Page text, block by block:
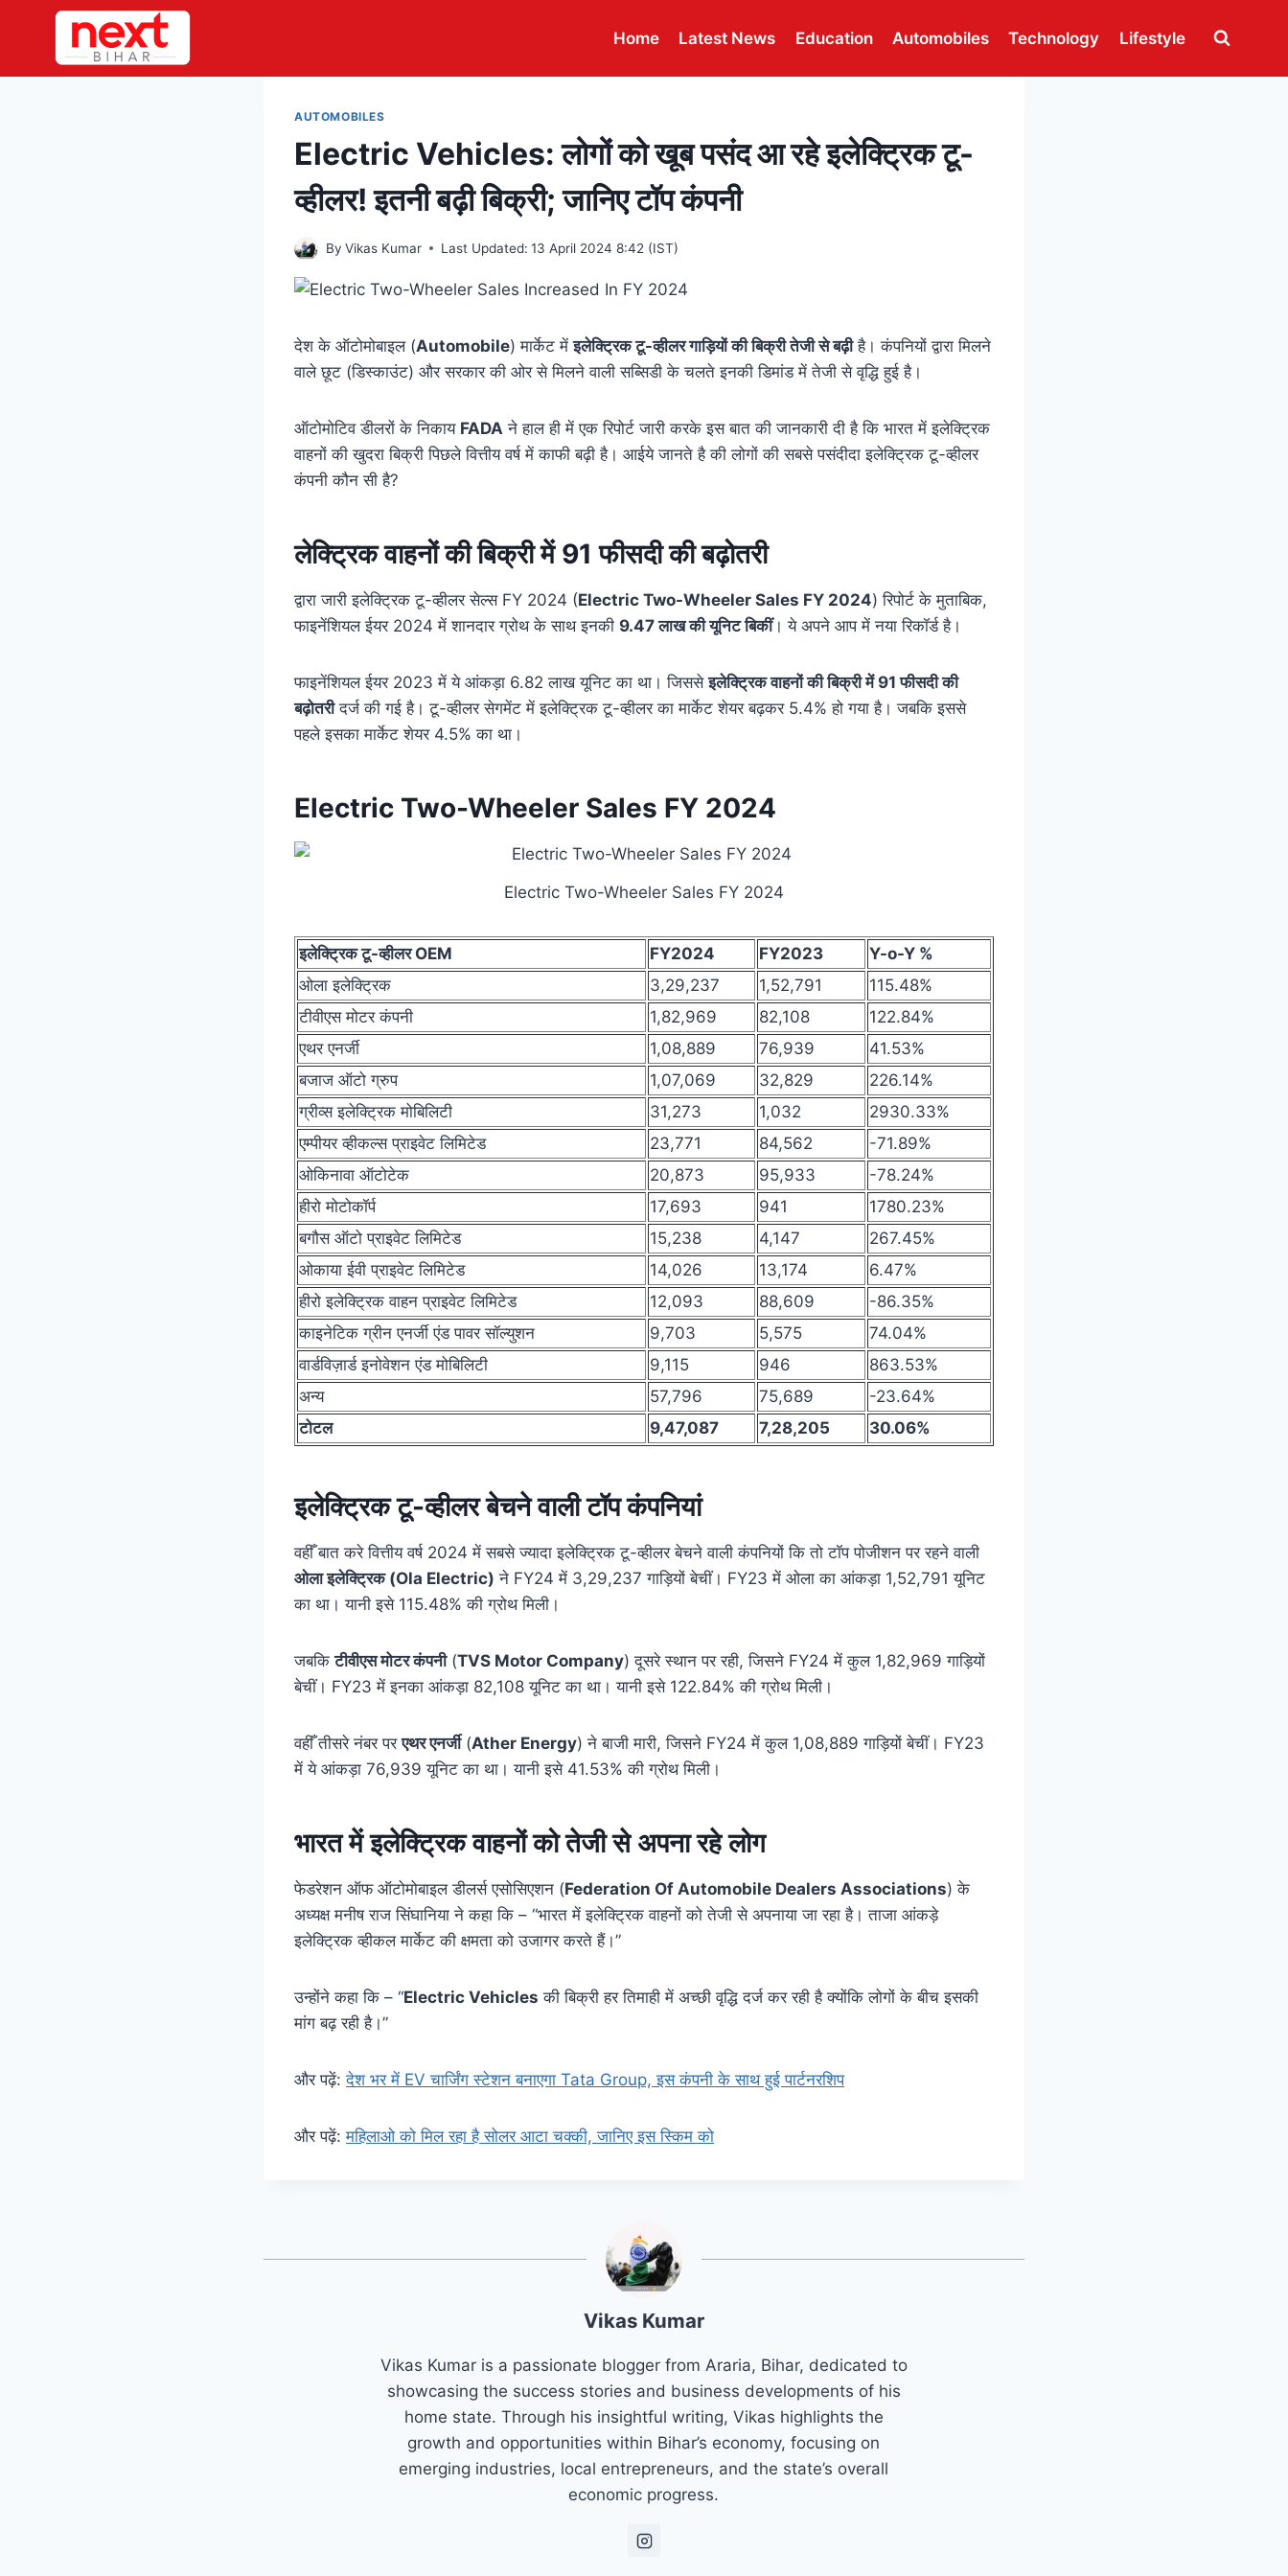
content
Home Latest News Education Automobiles Technology Lifestyle
AUTOMOBILES
Electric Vehicles: लोगों को खूब पसंद आ रहे इलेक्ट्रिक टू-
व्हीलर! इतनी बढ़ी बिक्री; जानिए टॉप कंपनी
By Vikas Kumar Last Updated: 13 April 2024 8:42 (IST)
देश के ऑटोमोबाइल (Automobile)मार्केट मेंइलेक्ट्रिक टू-व्हीलर गाड़ियों की बिक्री तेजी से बढ़ीहै। कंपनियों द्वारा मिलने
वाले छूट (डिस्काउंट) और सरकार की ओर से मिलने वाली सब्सिडी के चलते इनकी डिमांड में तेजी से वृद्धि हुई है।
ऑटोमोटिव डीलरों के निकाय FADA ने हाल ही में एक रिपोर्ट जारी करके इस बात की जानकारी दी है कि भारत में इलेक्ट्रिक
वाहनों की खुदरा बिक्री पिछले वित्तीय वर्ष में काफी बढ़ी है। आईये जानते है की लोगों की सबसे पसंदीदा इलेक्ट्रिक टू-व्हीलर
कंपनी कौन सी है?
लेक्ट्रिक वाहनों की बिक्री में 91 फीसदी की बढ़ोतरी
द्वारा जारी इलेक्ट्रिक टू-व्हीलर सेल्स FY 2024 (Electric Two-Wheeler Sales FY 2024) रिपोर्ट के मुताबिक,
फाइनेंशियल ईयर 2024 में शानदार ग्रोथ के साथ इनकी 9.47 लाख की यूनिट बिकीं। ये अपने आप में नया रिकॉर्ड है।
फाइनेंशियल ईयर 2023 में ये आंकड़ा 6.82 लाख यूनिट का था। जिससेइलेक्ट्रिक वाहनों की बिक्री में 91 फीसदी की
बढ़ोतरीदर्ज की गई है। टू-व्हीलर सेगमेंट में इलेक्ट्रिक टू-व्हीलर का मार्केट शेयर बढ़कर 5.4% हो गया है। जबकि इससे
पहले इसका मार्केट शेयर 4.5% का था।
Electric Two-Wheeler Sales FY 2024
Electric Two-Wheeler Sales FY 2024
इलेक्ट्रिक टू-व्हीलर OEM FY2024 FY2023
Y-o-Y %
ओला इलेक्ट्रिक
3,29,237 1,52,791
115.48%
टीवीएस मोटर कंपनी
1,82,969 82,108
122.84%
एथर एनर्जी
1,08,889 76,939
41.53%
बजाज ऑटो ग्रुप
1,07,069 32,829
226.14%
ग्रीव्स इलेक्ट्रिक मोबिलिटी
31,273 1,032
2930.33%
एम्पीयर व्हीकल्स प्राइवेट लिमिटेड
23,771 84,562
-71.89%
ओकिनावा ऑटोटेक
20,873 95,933
-78.24%
हीरो मोटोकॉर्प
17,693 941
1780.23%
बगौस ऑटो प्राइवेट लिमिटेड
15,238 4,147
267.45%
ओकाया ईवी प्राइवेट लिमिटेड
14,026 13,174
6.47%
हीरो इलेक्ट्रिक वाहन प्राइवेट लिमिटेड
12,093 88,609
-86.35%
काइनेटिक ग्रीन एनर्जी एंड पावर सॉल्युशन
9,703 5,575
74.04%
वार्डविज़ार्ड इनोवेशन एंड मोबिलिटी
9,115 946
863.53%
अन्य
57,796 75,689
-23.64%
टोटल
9,47,087 7,28,205 30.06%
इलेक्ट्रिक टू-व्हीलर बेचने वाली टॉप कंपनियां
वहीँ बात करे वित्तीय वर्ष 2024 में सबसे ज्यादा इलेक्ट्रिक टू-व्हीलर बेचने वाली कंपनियों कि तो टॉप पोजीशन पर रहने वाली
ओला इलेक्ट्रिक (Ola Electric) ने FY24 में 3,29,237 गाड़ियों बेचीं। FY23 में ओला का आंकड़ा 1,52,791 यूनिट
का था। यानी इसे 115.48% की ग्रोथ मिली।
जबकिटीवीएस मोटर कंपनी(TVS Motor Company) दूसरे स्थान पर रही, जिसने FY24 में कुल 1,82,969 गाड़ियों
बेचीं। FY23 में इनका आंकड़ा 82,108 यूनिट का था। यानी इसे 122.84% की ग्रोथ मिली।
वहीँ तीसरे नंबर परएथर एनर्जी(Ather Energy) ने बाजी मारी, जिसने FY24 में कुल 1,08,889 गाड़ियों बेचीं। FY23
में ये आंकड़ा 76,939 यूनिट का था। यानी इसे 41.53% की ग्रोथ मिली।
भारत में इलेक्ट्रिक वाहनों को तेजी से अपना रहे लोग
फेडरेशन ऑफ ऑटोमोबाइल डीलर्स एसोसिएशन (Federation Of Automobile Dealers Associations) के
अध्यक्ष मनीष राज सिंघानिया ने कहा कि – “भारत में इलेक्ट्रिक वाहनों को तेजी से अपनाया जा रहा है। ताजा आंकड़े
इलेक्ट्रिक व्हीकल मार्केट की क्षमता को उजागर करते हैं।”
उन्होंने कहा कि – “Electric Vehicles की बिक्री हर तिमाही में अच्छी वृद्धि दर्ज कर रही है क्योंकि लोगों के बीच इसकी
मांग बढ़ रही है।”
और पढ़ें:देश भर में EV चार्जिंग स्टेशन बनाएगा Tata Group, इस कंपनी के साथ हुई पार्टनरशिप
और पढ़ें:महिलाओ को मिल रहा है सोलर आटा चक्की, जानिए इस स्किम को
Vikas Kumar
Vikas Kumar is a passionate blogger from Araria, Bihar, dedicated to
showcasing the success stories and business developments of his
home state. Through his insightful writing, Vikas highlights the
growth and opportunities within Bihar’s economy, focusing on
emerging industries, local entrepreneurs, and the state’s overall
economic progress.